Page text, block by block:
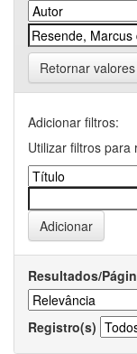
Retornar valores
Adicionar filtros:
Utilizar filtros para
Resultados/
Registro(s)